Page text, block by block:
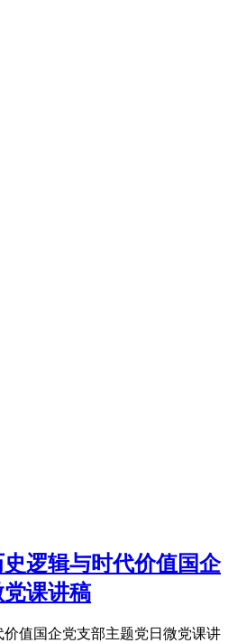
逻辑与时代价值国企
课讲稿
值国企党支部主题党日微党课讲